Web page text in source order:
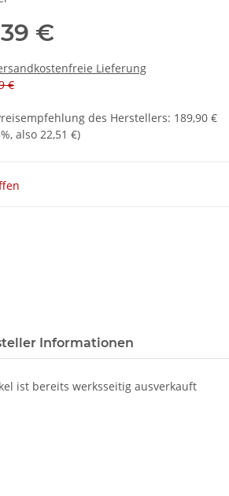
€
Lieferung
€
des Herstellers: 189,90 €
, also 22,51 €)
Informationen
ist bereits werksseitig ausverkauft